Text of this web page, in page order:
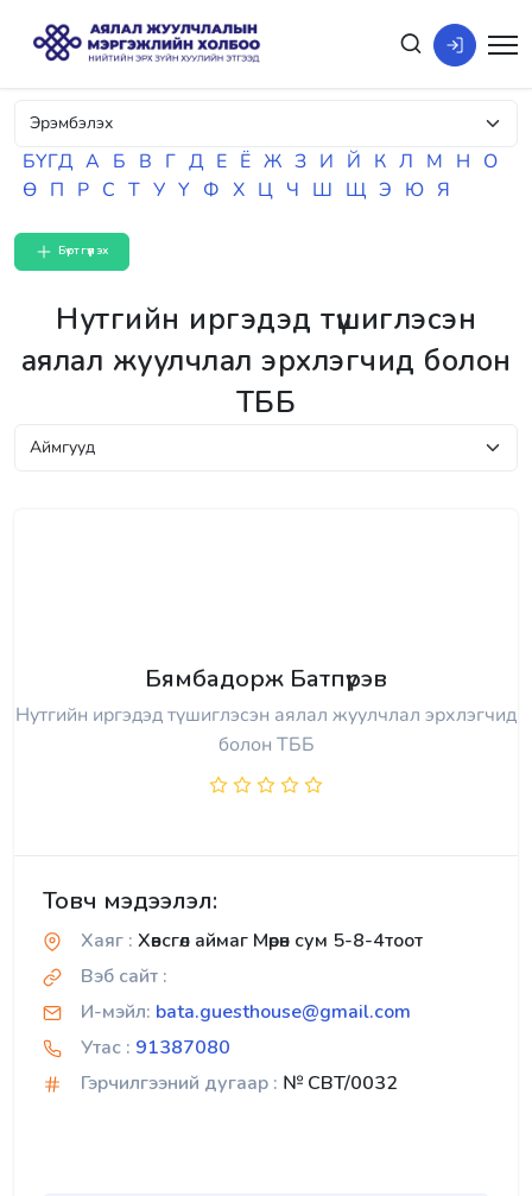
БҮГД А Б В Г Д Е Ё Ж З И Й К Л М Н О
Ө П Р С Т У Ү Ф Х Ц Ч Ш Щ Э Ю Я
Бүртгүүлэх
Нутгийн иргэдэд түшиглэсэн
аялал жуулчлал эрхлэгчид болон
ТББ
Бямбадорж Батпүрэв
Нутгийн иргэдэд түшиглэсэн аялал жуулчлал эрхлэгчид
болон ТББ
Товч мэдээлэл:
Хаяг : Хөвсгөл аймаг Мөрөн сум 5-8-4тоот
Вэб сайт :
И-мэйл: bata.guesthouse@gmail.com
Утас : 91387080
Гэрчилгээний дугаар : № CBT/0032